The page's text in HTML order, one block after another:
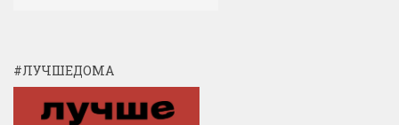
#ЛУЧШЕДОМА